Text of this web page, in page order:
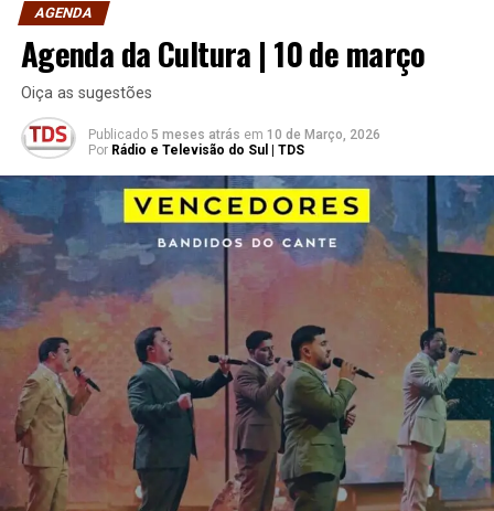
AGENDA
Agenda da Cultura | 10 de março
Oiça as sugestões
Publicado 5 meses atrás em 10 de Março, 2026
Por Rádio e Televisão do Sul | TDS